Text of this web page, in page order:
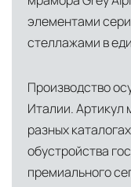
Доставка
товара от
месту
Подъём на
элементами
стеллажами в
Производство
Италии. Артикул
разных
обустройства
премиального